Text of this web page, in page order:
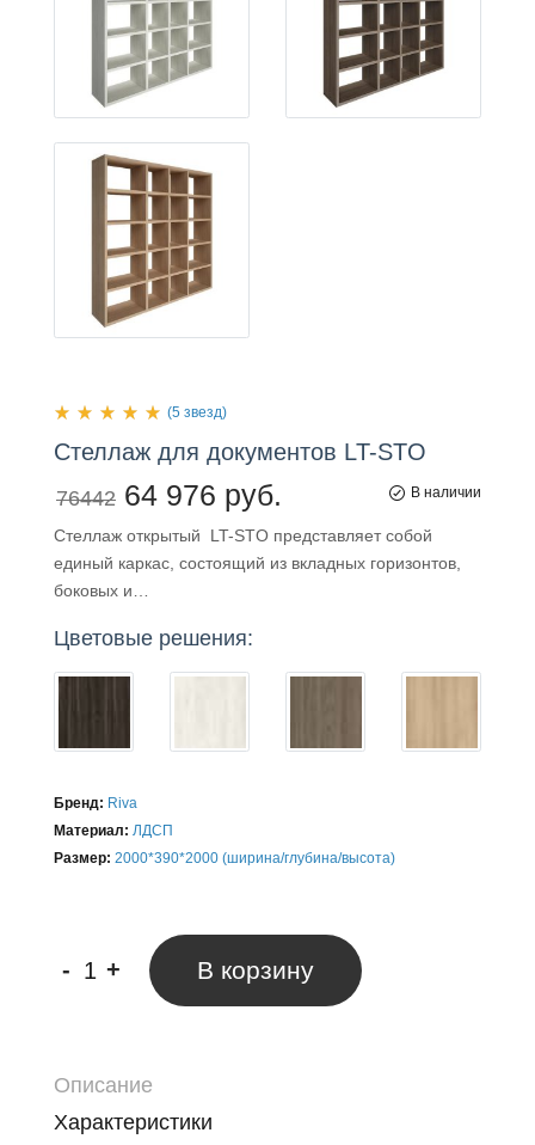
(5 звезд)
Стеллаж для документов LT-STO
76442 64 976 руб. В наличии
Стеллаж открытый LT-STO представляет собой
единый каркас, состоящий из вкладных горизонтов,
боковых и…
Цветовые решения:
Бренд: Riva
Материал: ЛДСП
Размер: 2000*390*2000 (ширина/глубина/высота)
- + В корзину
Описание
Характеристики